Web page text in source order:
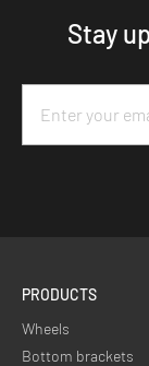
Stay
PRODUCTS
Wheels
Bottom brackets